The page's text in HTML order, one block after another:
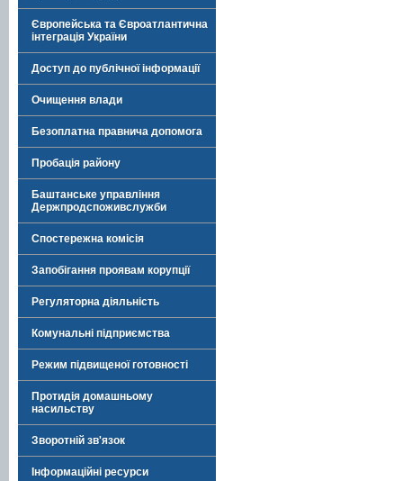
Європейська та Євроатлантична
інтеграція України
Доступ до публічної інформації
Очищення влади
Безоплатна правнича допомога
Пробація району
Баштанське управління
Держпродспоживслужби
Спостережна комісія
Запобігання проявам корупції
Регуляторна діяльність
Комунальні підприємства
Режим підвищеної готовності
Протидія домашньому
насильству
Зворотній зв'язок
Інформаційні ресурси